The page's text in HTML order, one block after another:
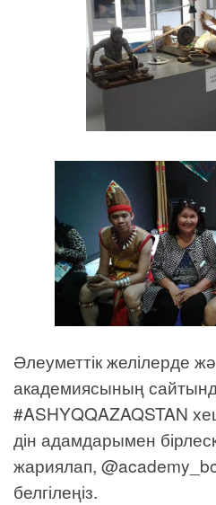
Әлеуметтік желілерде
академиясының
#ASHYQQAZAQSTAN
дін адамдарымен
жариялап,
белгілеңіз.